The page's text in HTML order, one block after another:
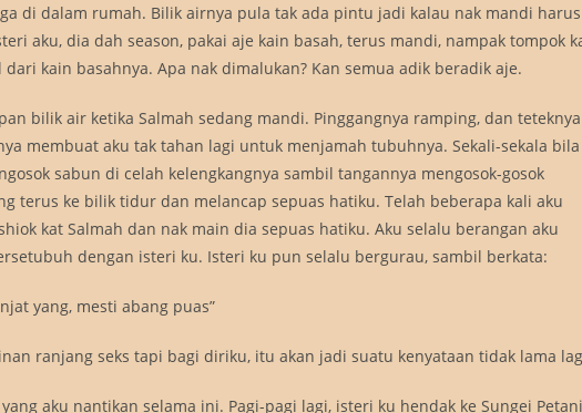
di dalam rumah. Bilik airnya pula tak ada pintu jadi kalau nak mandi harus
aku, dia dah season, pakai aje kain basah, terus mandi, nampak tompok
kain basahnya. Apa nak dimalukan? Kan semua adik beradik aje.
bilik air ketika Salmah sedang mandi. Pinggangnya ramping, dan teteknya
membuat aku tak tahan lagi untuk menjamah tubuhnya. Sekali-sekala bila
sabun di celah kelengkangnya sambil tangannya mengosok-gosok
terus ke bilik tidur dan melancap sepuas hatiku. Telah beberapa kali aku
kat Salmah dan nak main dia sepuas hatiku. Aku selalu berangan aku
dengan isteri ku. Isteri ku pun selalu bergurau, sambil berkata:
yang, mesti abang puas”
ranjang seks tapi bagi diriku, itu akan jadi suatu kenyataan tidak lama
aku nantikan selama ini. Pagi-pagi lagi, isteri ku hendak ke Sungei Petani